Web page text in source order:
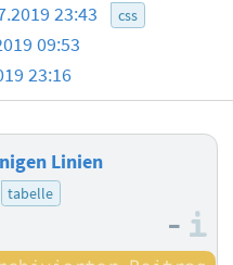
23:43 css
09:53
23:16
Linien
tabelle
–